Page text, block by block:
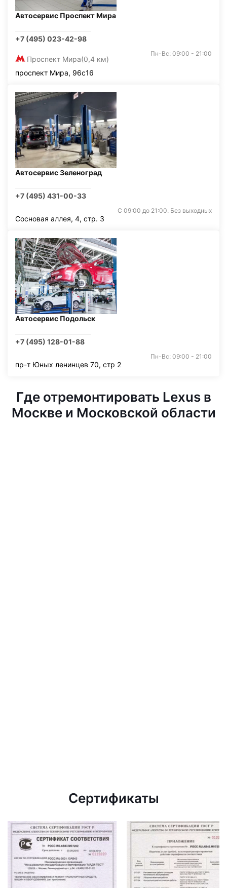
Автосервис Проспект Мира
+7 (495) 023-42-98
Проспект Мира(0,4 км)
Пн-Вс: 09:00 - 21:00
проспект Мира, 96с16
Автосервис Зеленоград
+7 (495) 431-00-33
С 09:00 до 21:00. Без выходных
Сосновая аллея, 4, стр. 3
Автосервис Подольск
+7 (495) 128-01-88
Пн-Вс: 09:00 - 21:00
пр-т Юных ленинцев 70, стр 2
Где отремонтировать Lexus в
Москве и Московской области
Сертификаты